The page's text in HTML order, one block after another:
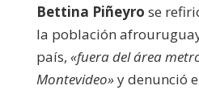
Bettina Piñeyro se
la población
país, «fuera del área
Montevideo»y denunció